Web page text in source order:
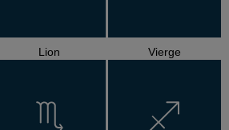
Lion Vierge